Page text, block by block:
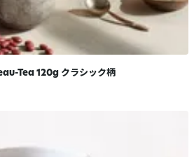
Tea 120g クラシック柄